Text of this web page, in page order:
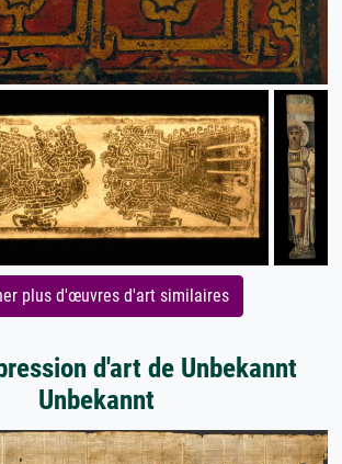
plus d'œuvres d'art similaires
d'art de Unbekannt
Unbekannt